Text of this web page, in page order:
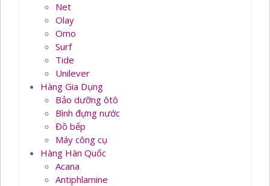
Net
Olay
Omo
Surf
Tide
Unilever
Hàng Gia Dụng
Bảo dưỡng ôtô
Bình đựng nước
Đồ bếp
Máy công cụ
Hàng Hàn Quốc
Acana
Antiphlamine